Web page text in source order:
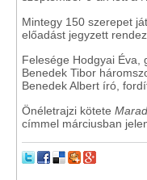
Mintegy 150 szerepet
előadást jegyzett
Felesége Hodgyai Éva,
Benedek Tibor
Benedek Albert író,
Önéletrajzi kötete
címmel márciusban